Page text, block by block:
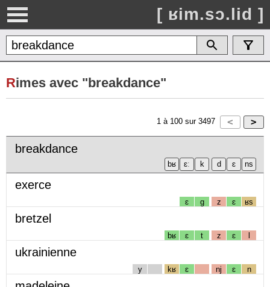
[ ʁim.sɔ.lid ]
Rimes avec "breakdance"
1 à 100 sur 3497
breakdance
exerce
ɛ g z ɛ ʁs
bretzel
bʁ ɛ t z ɛ l
ukrainienne
y kʁ ɛ nj ɛ n